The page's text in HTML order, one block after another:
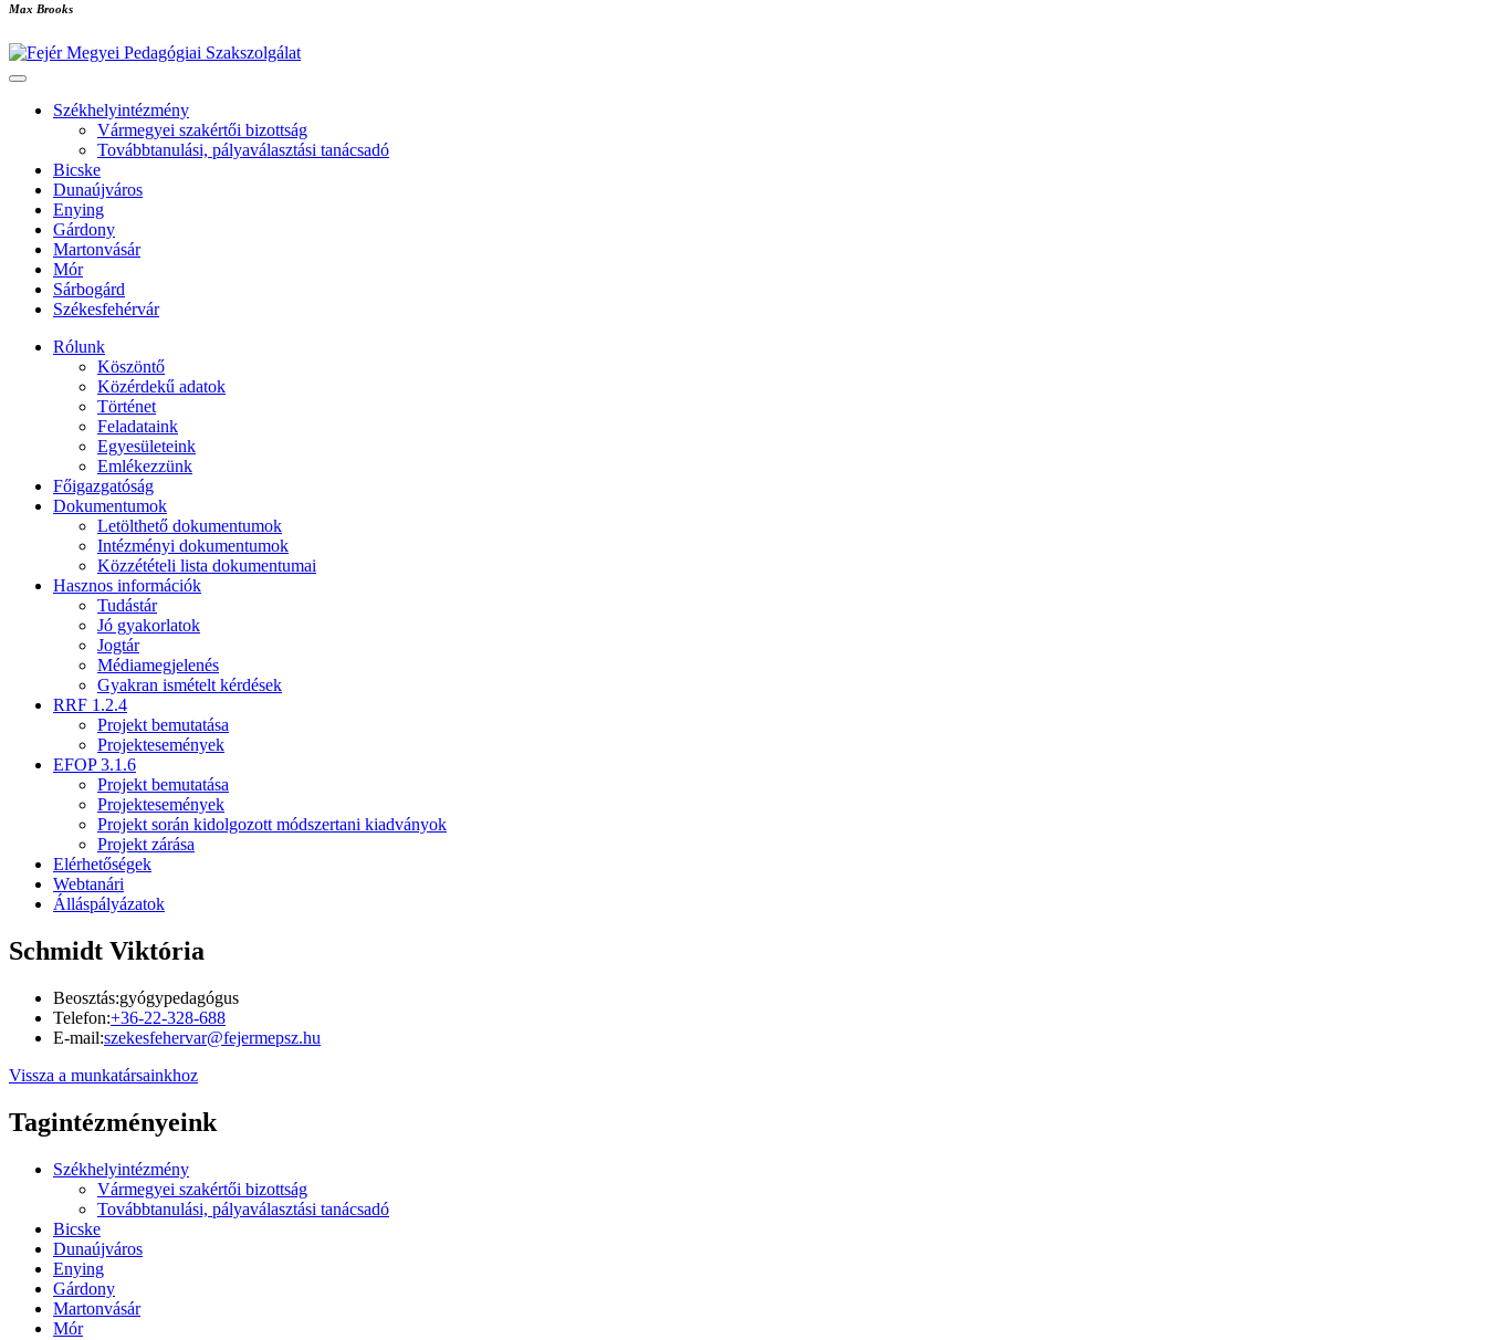
Max Brooks
Székhelyintézmény
Vármegyei szakértői bizottság
Továbbtanulási, pályaválasztási tanácsadó
Bicske
Dunaújváros
Enying
Gárdony
Martonvásár
Mór
Sárbogárd
Székesfehérvár
Rólunk
Köszöntő
Közérdekű adatok
Történet
Feladataink
Egyesületeink
Emlékezzünk
Főigazgatóság
Dokumentumok
Letölthető dokumentumok
Intézményi dokumentumok
Közzétételi lista dokumentumai
Hasznos információk
Tudástár
Jó gyakorlatok
Jogtár
Médiamegjelenés
Gyakran ismételt kérdések
RRF 1.2.4
Projekt bemutatása
Projektesemények
EFOP 3.1.6
Projekt bemutatása
Projektesemények
Projekt során kidolgozott módszertani kiadványok
Projekt zárása
Elérhetőségek
Webtanári
Álláspályázatok
Schmidt Viktória
Beosztás:gyógypedagógus
Telefon:+36-22-328-688
E-mail:szekesfehervar@fejermepsz.hu
Vissza a munkatársainkhoz
Tagintézményeink
Székhelyintézmény
Vármegyei szakértői bizottság
Továbbtanulási, pályaválasztási tanácsadó
Bicske
Dunaújváros
Enying
Gárdony
Martonvásár
Mór